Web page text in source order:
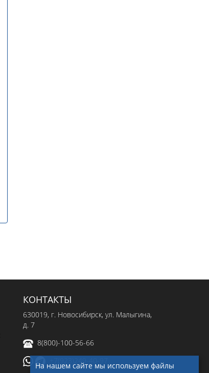
КОНТАКТЫ
630019, г. Новосибирск, ул. Малыгина,
д. 7
8(800)-100-56-66
На нашем сайте мы используем файлы